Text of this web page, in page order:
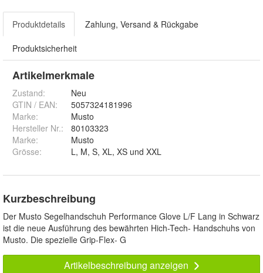
Produktdetails Zahlung, Versand & Rückgabe
Produktsicherheit
Artikelmerkmale
Zustand:
Neu
GTIN / EAN:
5057324181996
Marke:
Musto
Hersteller Nr.:
80103323
Marke:
Musto
Grösse: L, M, S, XL, XS und XXL
Kurzbeschreibung
Der Musto Segelhandschuh Performance Glove L/F Lang in Schwarz
ist die neue Ausführung des bewährten Hich-Tech- Handschuhs von
Musto. Die spezielle Grip-Flex- G
Artikelbeschreibung anzeigen